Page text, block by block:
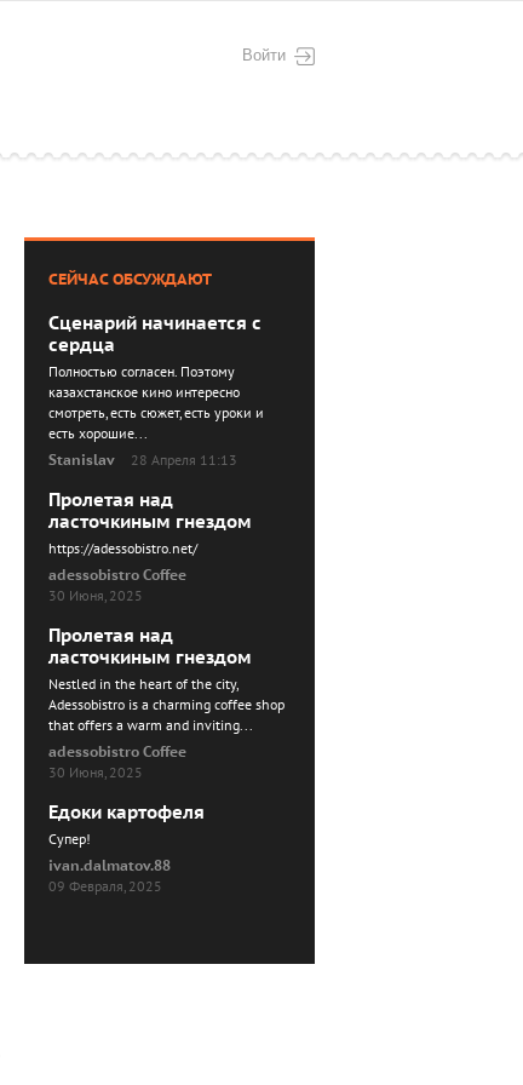
Войти
СЕЙЧАС ОБСУЖДАЮТ
Сценарий начинается с
сердца
Полностью согласен. Поэтому
казахстанское кино интересно
смотреть, есть сюжет, есть уроки и
есть хорошие...
Stanislav
28 Апреля 11:13
Пролетая над
ласточкиным гнездом
https://adessobistro.net/
adessobistro Coffee
30 Июня, 2025
Пролетая над
ласточкиным гнездом
Nestled in the heart of the city,
Adessobistro is a charming coffee shop
that offers a warm and inviting...
adessobistro Coffee
30 Июня, 2025
Едоки картофеля
Cупер!
ivan.dalmatov.88
09 Февраля, 2025